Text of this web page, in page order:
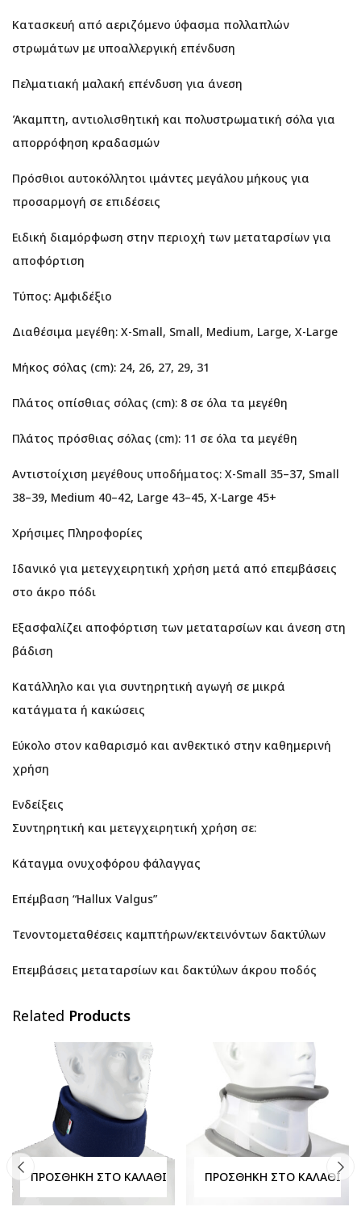
Κατασκευή από αεριζόμενο ύφασμα πολλαπλών
στρωμάτων με υποαλλεργική επένδυση
Πελματιακή μαλακή επένδυση για άνεση
Άκαμπτη, αντιολισθητική και πολυστρωματική σόλα για
απορρόφηση κραδασμών
Πρόσθιοι αυτοκόλλητοι ιμάντες μεγάλου μήκους για
προσαρμογή σε επιδέσεις
Ειδική διαμόρφωση στην περιοχή των μεταταρσίων για
αποφόρτιση
Τύπος: Αμφιδέξιο
Διαθέσιμα μεγέθη: X-Small, Small, Medium, Large, X-Large
Μήκος σόλας (cm): 24, 26, 27, 29, 31
Πλάτος οπίσθιας σόλας (cm): 8 σε όλα τα μεγέθη
Πλάτος πρόσθιας σόλας (cm): 11 σε όλα τα μεγέθη
Αντιστοίχιση μεγέθους υποδήματος: X-Small 35–37, Small
38–39, Medium 40–42, Large 43–45, X-Large 45+
Χρήσιμες Πληροφορίες
Ιδανικό για μετεγχειρητική χρήση μετά από επεμβάσεις
στο άκρο πόδι
Εξασφαλίζει αποφόρτιση των μεταταρσίων και άνεση στη
βάδιση
Κατάλληλο και για συντηρητική αγωγή σε μικρά
κατάγματα ή κακώσεις
Εύκολο στον καθαρισμό και ανθεκτικό στην καθημερινή
χρήση
Ενδείξεις
Συντηρητική και μετεγχειρητική χρήση σε:
Κάταγμα ονυχοφόρου φάλαγγας
Επέμβαση “Hallux Valgus”
Τενοντομεταθέσεις καμπτήρων/εκτεινόντων δακτύλων
Επεμβάσεις μεταταρσίων και δακτύλων άκρου ποδός
Related Products
ΠΡΟΣΘΉΚΗ ΣΤΟ ΚΑΛΆΘΙ ΠΡΟΣΘΉΚΗ ΣΤΟ ΚΑΛΆΘΙ